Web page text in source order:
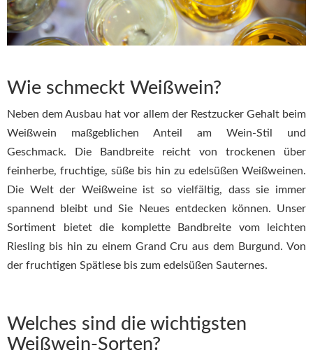
Wie schmeckt Weißwein?
Neben dem Ausbau hat vor allem der Restzucker Gehalt beim
Weißwein maßgeblichen Anteil am Wein-Stil und
Geschmack. Die Bandbreite reicht von trockenen über
feinherbe, fruchtige, süße bis hin zu edelsüßen Weißweinen.
Die Welt der Weißweine ist so vielfältig, dass sie immer
spannend bleibt und Sie Neues entdecken können. Unser
Sortiment bietet die komplette Bandbreite vom leichten
Riesling bis hin zu einem Grand Cru aus dem Burgund. Von
der fruchtigen Spätlese bis zum edelsüßen Sauternes.
Welches sind die wichtigsten
Weißwein-Sorten?